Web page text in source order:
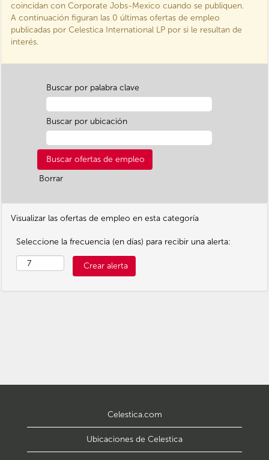
proporcionar
soluciones de diseño,
fabricación y cadena
de suministro para las
Desde estrategia de
recursos humanos,
comunicaciones,
marketing y ventas,
trabajamos juntos para
hacer que la
Siempre estamos
buscando el mejor
con tantas
oportunidades de
carrera diversas,
tendrás innumerables
opciones para hacer
coincidan con Corporate Jobs-Mexico cuando se publiquen.
A continuación figuran las 0 últimas ofertas de empleo
publicadas por Celestica International LP por si le resultan de
interés.
Buscar por palabra clave
Buscar por ubicación
Borrar
Visualizar las ofertas de empleo en esta categoría
Seleccione la frecuencia (en días) para recibir una alerta:
Celestica.com
Ubicaciones de Celestica